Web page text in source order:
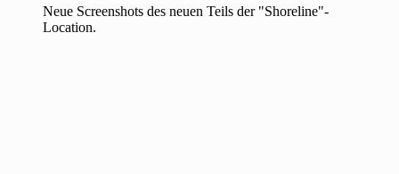
Neue Screenshots des neuen Teils der "Shoreline"-
Location.